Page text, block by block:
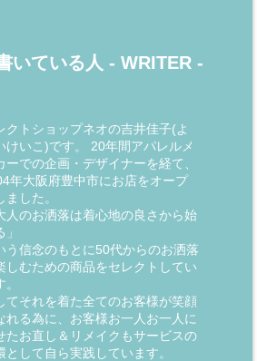
いている人 - WRITER -
クトショップネオの吉井佳子(よ
けいこ)です。 20年間アパレルメ
ーでの企画・デザイナーを経て、
年大阪府豊中市にお店をオープ
ました。
人のお洒落は着心地の良さから始
」
う信念のもとに50代からのお洒落
しむための商品をセレクトしてい
。
てそれを着た全てのお客様が笑顔
れる為に、お客様お一人お一人に
たお直し＆リメイクもサービスの
として自ら実践しています。